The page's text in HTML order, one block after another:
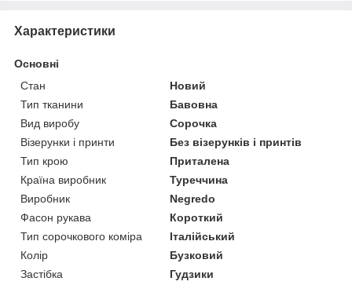
Характеристики
Основні
Стан
Новий
Тип тканини
Бавовна
Вид виробу
Сорочка
Візерунки і принти
Без візерунків і принтів
Тип крою
Приталена
Країна виробник
Туреччина
Виробник
Negredo
Фасон рукава
Короткий
Тип сорочкового коміра
Італійський
Колір
Бузковий
Застібка
Гудзики